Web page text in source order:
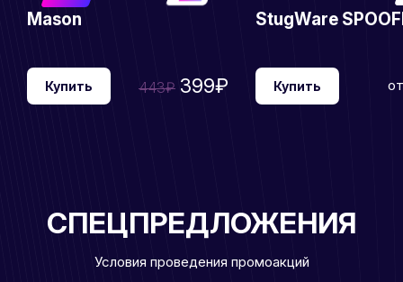
Mason
Купить 443₽ 399₽
StugWare
Купить от
СПЕЦПРЕДЛОЖЕНИЯ
Условия проведения промоакций